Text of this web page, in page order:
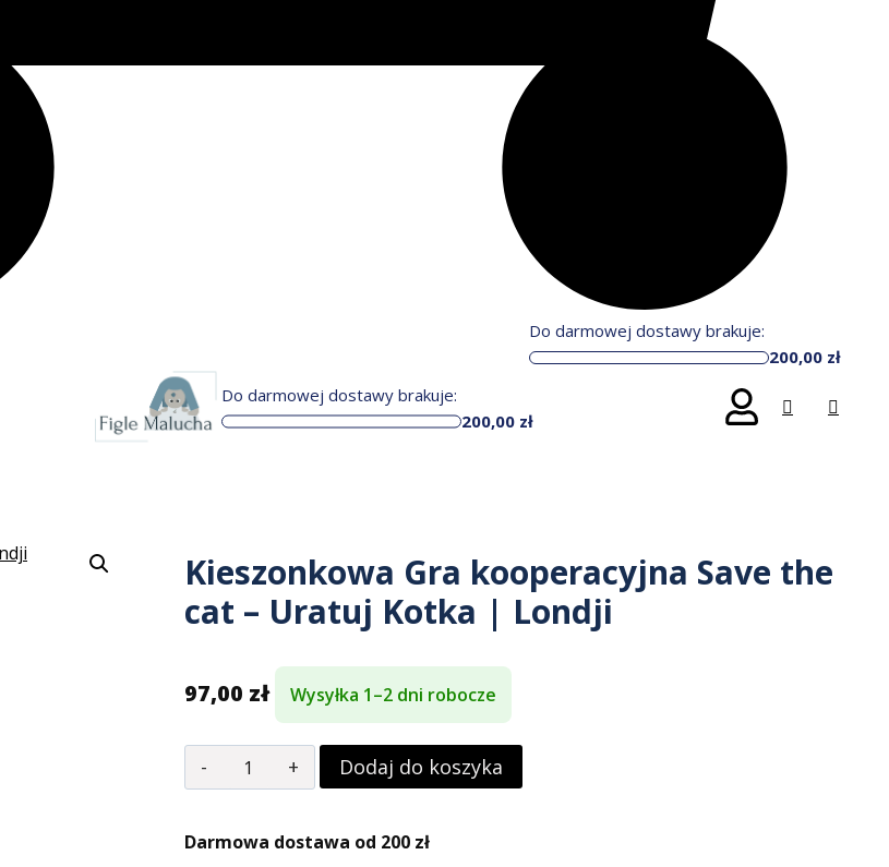
Do darmowej dostawy brakuje:
200,00 zł
Do darmowej dostawy brakuje:
200,00 zł
Kieszonkowa Gra kooperacyjna Save the
cat – Uratuj Kotka | Londji
97,00 zł Wysyłka 1–2 dni robocze
ilość
Kieszonkowa
Dodaj do koszyka
Darmowa dostawa od 200 zł